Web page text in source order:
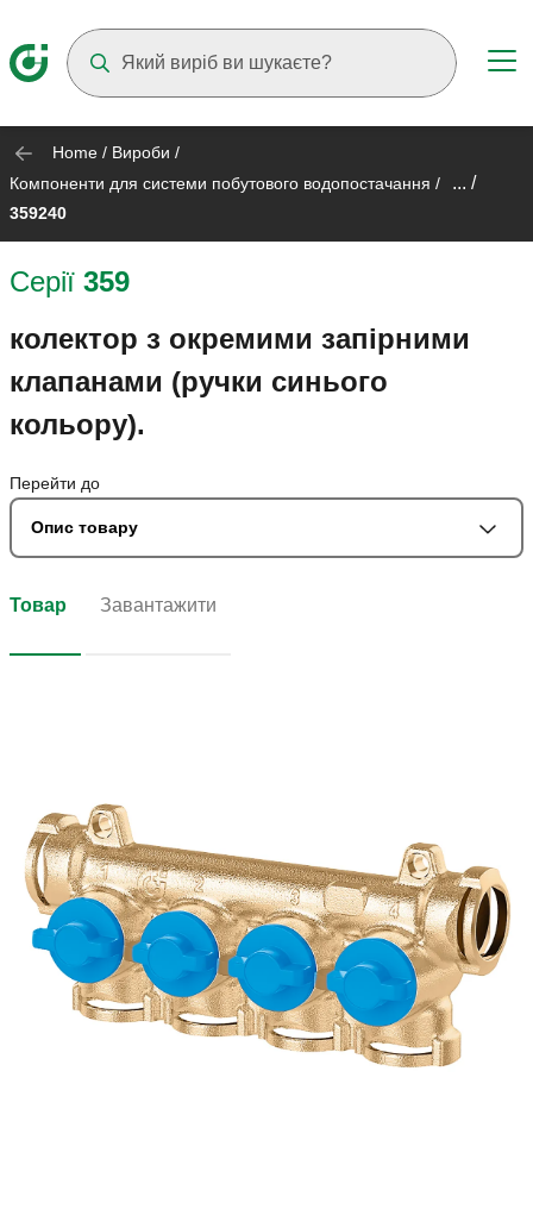
Home / Вироби /
Компоненти для системи побутового водопостачання / ... /
359240
Серії 359
колектор з окремими запірними
клапанами (ручки синього
кольору).
Перейти до
Опис товару
Товар Завантажити